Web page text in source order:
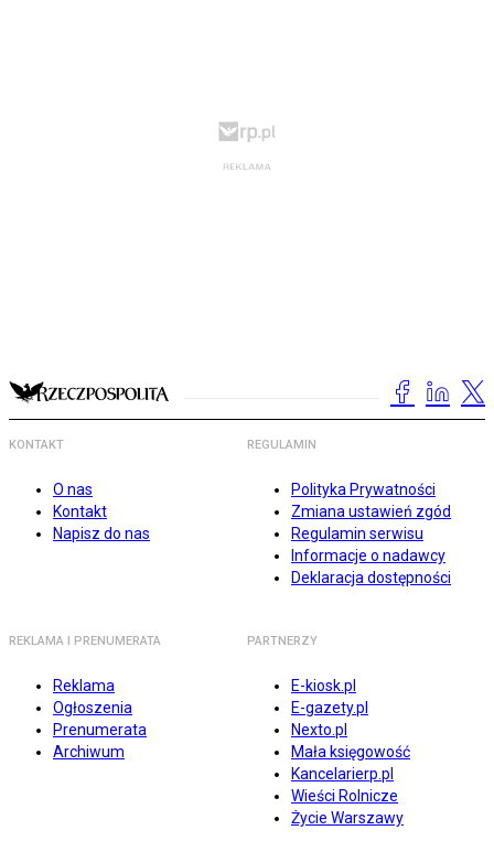
KONTAKT
O nas
Kontakt
Napisz do nas
REGULAMIN
Polityka Prywatności
Zmiana ustawień zgód
Regulamin serwisu
Informacje o nadawcy
Deklaracja dostępności
REKLAMA I PRENUMERATA
Reklama
Ogłoszenia
Prenumerata
Archiwum
PARTNERZY
E-kiosk.pl
E-gazety.pl
Nexto.pl
Mała księgowość
Kancelarierp.pl
Wieści Rolnicze
Życie Warszawy